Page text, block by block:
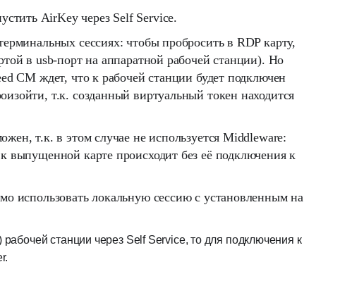
AirKey через Self Service.
сессиях: чтобы пробросить в RDP карту,
в usb-порт на аппаратной рабочей станции). Но
СМ ждет, что к рабочей станции будет подключен
т.к. созданный виртуальный токен находится
т.к. в этом случае не используется Middleware:
выпущенной карте происходит без её подключения к
использовать локальную сессию с установленным на
станции через Self Service, то для подключения к